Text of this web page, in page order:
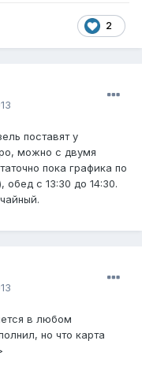
2
поставят у
можно с двумя
пока графика по
обед с 13:30 до 14:30.
в любом
но что карта